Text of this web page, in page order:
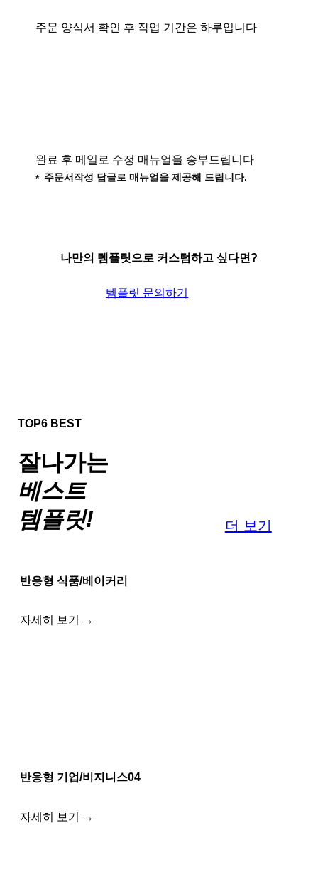
주문 양식서 확인 후 작업 기간은 하루입니다
완료 후 메일로 수정 매뉴얼을 송부드립니다
주문서작성 답글로 매뉴얼을 제공해 드립니다.
나만의 템플릿으로 커스텀하고 싶다면?
템플릿 문의하기
TOP6 BEST
잘나가는
베스트
템플릿!
더 보기
반응형 식품/베이커리
자세히 보기 →
반응형 기업/비지니스04
자세히 보기 →